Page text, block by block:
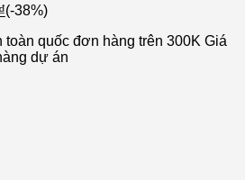
₫Giá
tại
là:
(-38%)
quốc đơn hàng trên 300K Giá
dự án